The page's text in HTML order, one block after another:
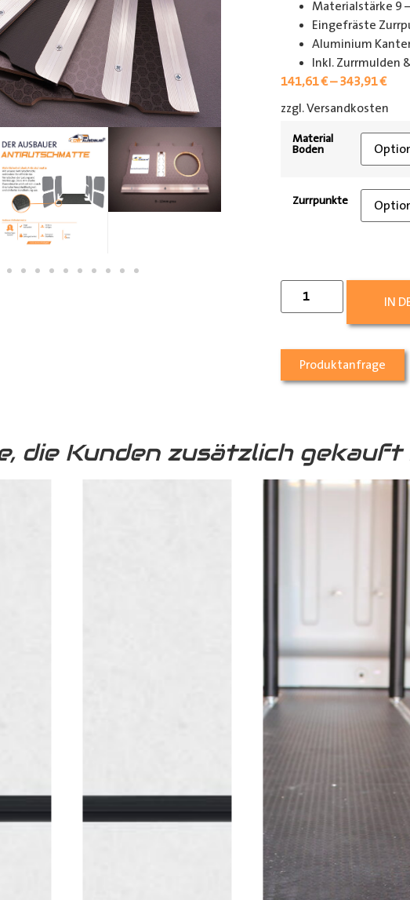
Materialstärke 9
Eingefräste
Aluminium
Inkl. Zurrmulden
141,61€–343,91€
zzgl. Versandkosten
Material
Boden
Zurrpunkte
IN
Produktanfrage
die Kunden zusätzlich gekauft